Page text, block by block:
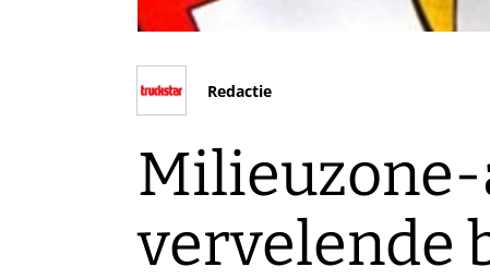
Redactie
vervelende